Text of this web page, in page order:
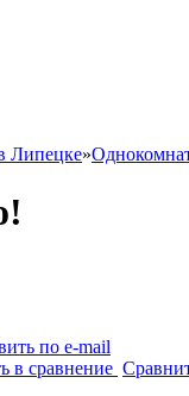
Липецке»
по e-mail
в сравнение